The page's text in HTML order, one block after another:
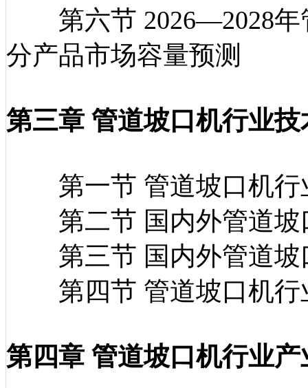
第六节 2026—2028年
分产品市场容量预测
第三章 管道坡口机行业
第一节 管道坡口机行
第二节 国内外管道坡
第三节 国内外管道坡
第四节 管道坡口机行
第四章 管道坡口机行业